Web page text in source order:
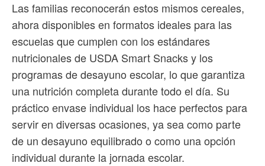
Las familias reconocerán estos mismos cereales,
ahora disponibles en formatos ideales para las
escuelas que cumplen con los estándares
nutricionales de USDA Smart Snacks y los
programas de desayuno escolar, lo que garantiza
una nutrición completa durante todo el día. Su
práctico envase individual los hace perfectos para
servir en diversas ocasiones, ya sea como parte
de un desayuno equilibrado o como una opción
individual durante la jornada escolar.